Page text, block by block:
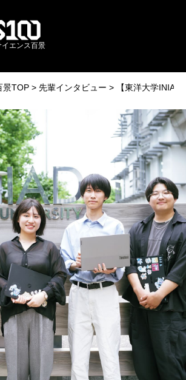
イエンス百景
景TOP 先輩インタビュー 【東洋大学